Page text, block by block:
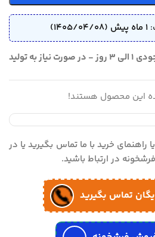
1 ماه پیش (1405/04/08)
⏱ زمان ارسال: در صورت موجودی 1 الی 3 روز - در صورت نیاز به تولید
این محصول هستند!
راهنمای خرید با ما تماس بگیرید یا در
در ارتباط باشید.
تماس بگیرید